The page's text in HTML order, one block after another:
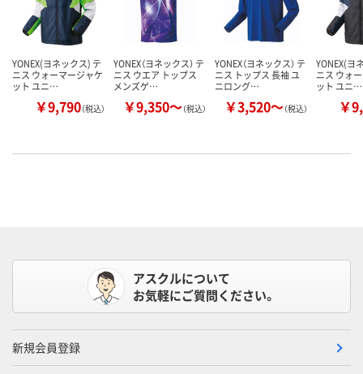
YONEX(ヨネックス) テ
ニス ウォーマージャケ
ット ユニ…
￥9,790（税込）
YONEX（ヨネックス） テ
ニス ウエア トップス
メンズゲ…
￥9,350～（税込）
YONEX（ヨネックス） テ
ニス トップス 長袖 ユ
ニロング…
￥3,520～（税込）
YONEX(ヨ
ニス ウォ
ット ユニ…
￥
アスクルについて
お気軽にご質問ください。
新規会員登録